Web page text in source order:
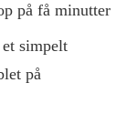
på få minutter
simpelt
på